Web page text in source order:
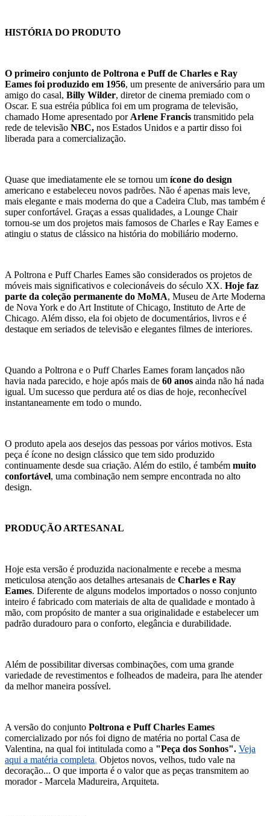
HISTÓRIA DO PRODUTO
O primeiro conjunto de Poltrona e Puff de Charles e Ray
Eames foi produzido em 1956, um presente de aniversário para um
amigo do casal, Billy Wilder, diretor de cinema premiado com o
Oscar. E sua estréia pública foi em um programa de televisão,
chamado Home apresentado por Arlene Francis transmitido pela
rede de televisão NBC, nos Estados Unidos e a partir disso foi
liberada para a comercialização.
Quase que imediatamente ele se tornou um ícone do design
americano e estabeleceu novos padrões. Não é apenas mais leve,
mais elegante e mais moderna do que a Cadeira Club, mas também é
super confortável. Graças a essas qualidades, a Lounge Chair
tornou-se um dos projetos mais famosos de Charles e Ray Eames e
atingiu o status de clássico na história do mobiliário moderno.
A Poltrona e Puff Charles Eames são considerados os projetos de
móveis mais significativos e colecionáveis do século XX. Hoje faz
parte da coleção permanente do MoMA, Museu de Arte Moderna
de Nova York e do Art Institute of Chicago, Instituto de Arte de
Chicago. Além disso, ela foi objeto de documentários, livros e é
destaque em seriados de televisão e elegantes filmes de interiores.
Quando a Poltrona e o Puff Charles Eames foram lançados não
havia nada parecido, e hoje após mais de 60 anos ainda não há nada
igual. Um sucesso que perdura até os dias de hoje, reconhecível
instantaneamente em todo o mundo.
O produto apela aos desejos das pessoas por vários motivos. Esta
peça é ícone no design clássico que tem sido produzido
continuamente desde sua criação. Além do estilo, é também muito
confortável, uma combinação nem sempre encontrada no alto
design.
PRODUÇÃO ARTESANAL
Hoje esta versão é produzida nacionalmente e recebe a mesma
meticulosa atenção aos detalhes artesanais de Charles e Ray
Eames. Diferente de alguns modelos importados o nosso conjunto
inteiro é fabricado com materiais de alta de qualidade e montado à
mão, com propósito de manter a sua originalidade e estabelecer um
padrão duradouro para o conforto, elegância e durabilidade.
Além de possibilitar diversas combinações, com uma grande
variedade de revestimentos e folheados de madeira, para lhe atender
da melhor maneira possível.
A versão do conjunto Poltrona e Puff Charles Eames
comercializado por nós foi digno de matéria no portal Casa de
Valentina, na qual foi intitulada como a "Peça dos Sonhos". Veja
aqui a matéria completa. Objetos novos, velhos, tudo vale na
decoração... O que importa é o valor que as peças transmitem ao
morador - Marcela Madureira, Arquiteta.